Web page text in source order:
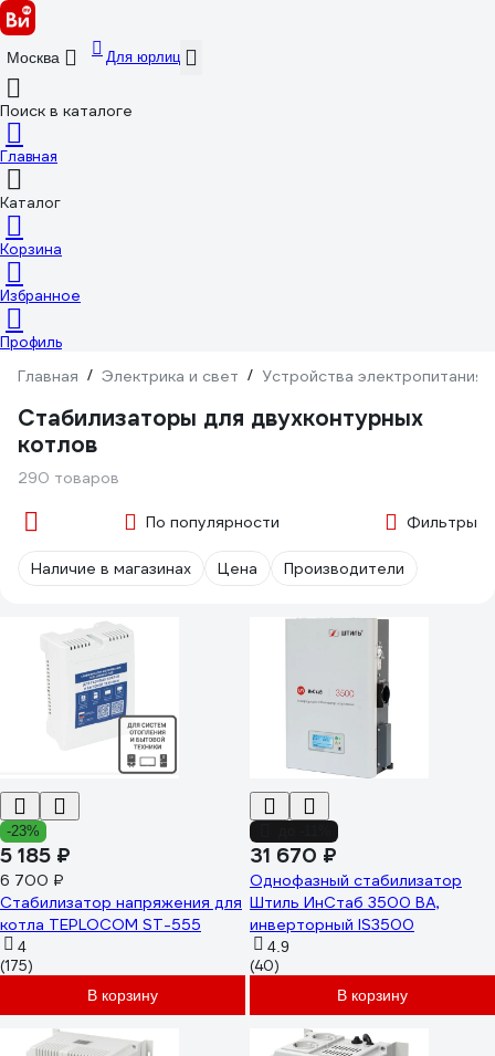
Москва Для юрлиц
Поиск в каталоге
Главная
Каталог
Корзина
Избранное
Профиль
Главная / Электрика и свет / Устройства электропитания
Стабилизаторы для двухконтурных
котлов
290 товаров
По популярности Фильтры
Наличие в магазинах Цена Производители
-23%
5 185 ₽
6 700 ₽
Стабилизатор напряжения для
котла TEPLOCOM ST-555
4
(175)
В корзину
31 670 ₽
Однофазный стабилизатор
Штиль ИнСтаб 3500 ВА,
инверторный IS3500
4.9
(40)
В корзину